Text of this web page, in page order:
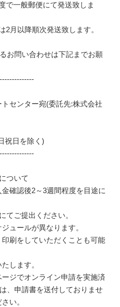
で一般郵便にて発送致しま
月以降順次発送致します。
お問い合わせは下記までお願
センター宛(委託先:株式会社
祝日を除く)
ついて
確認後2～3週間程度を目途に
てご提出ください。
ュールが異なります。
刷をしていただくことも可能
します。
ジでオンライン申請を実施済
、申請書を送付しておりませ
い。